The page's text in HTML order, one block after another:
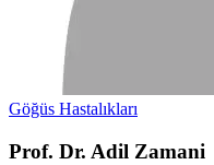
Göğüs Hastalıkları
Prof. Dr. Adil Zamani